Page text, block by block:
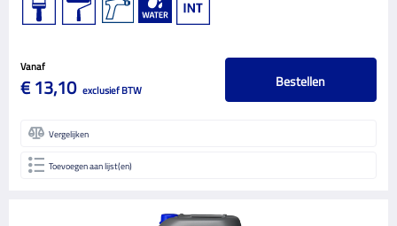
Vanaf
€ 13,10 exclusief BTW Bestellen
Vergelijken
Toevoegen aan lijst(en)